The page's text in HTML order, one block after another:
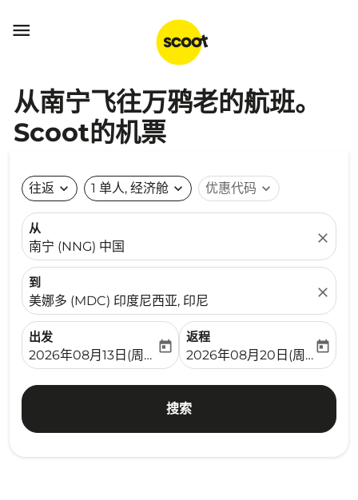

从南宁飞往万鸦老的航班。
Scoot的机票
往返 expand_more 1 单人, 经济舱 expand_more 优惠代码 expand_more
从
南宁 (NNG) 中国
close
到
美娜多 (MDC) 印度尼西亚, 印尼
close
出发
fc-booking-departure-date-aria-label
2026年08月13日(周四)
today
返程
fc-booking-return-date-
2026年08月20日(周四)
today
搜索